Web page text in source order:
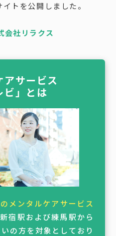
トを公開しました。
会社リラクス
アサービス
ビ」とは
メンタルケアサービス
宿駅および練馬駅から
の方を対象としており